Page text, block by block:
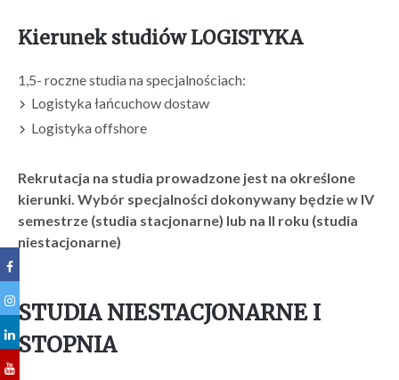
Kierunek studiów LOGISTYKA
1,5- roczne studia na specjalnościach:
Logistyka łańcuchow dostaw
Logistyka offshore
Rekrutacja na studia prowadzone jest na określone
kierunki. Wybór specjalności dokonywany będzie w IV
semestrze (studia stacjonarne) lub na II roku (studia
niestacjonarne)
STUDIA NIESTACJONARNE I
STOPNIA